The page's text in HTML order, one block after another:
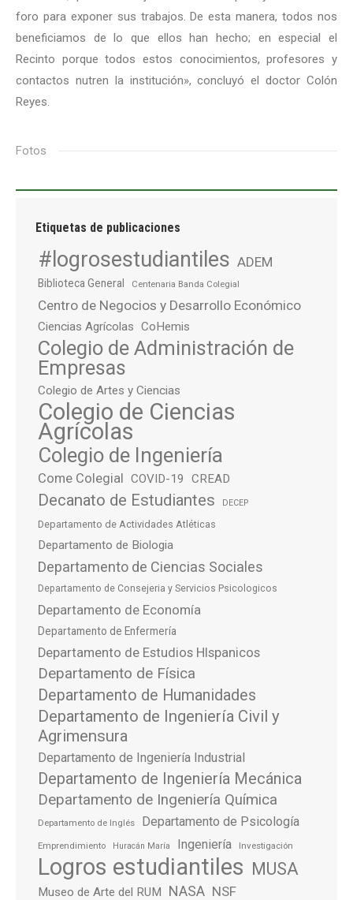
foro para exponer sus trabajos. De esta manera, todos nos
beneficiamos de lo que ellos han hecho; en especial el
Recinto porque todos estos conocimientos, profesores y
contactos nutren la institución», concluyó el doctor Colón
Reyes.
Fotos
Etiquetas de publicaciones
#logrosestudiantiles ADEM
Biblioteca General Centenaria Banda Colegial
Centro de Negocios y Desarrollo Económico
Ciencias Agrícolas CoHemis
Colegio de Administración de
Empresas
Colegio de Artes y Ciencias
Colegio de Ciencias
Agrícolas
Colegio de Ingeniería
Come Colegial COVID-19 CREAD
Decanato de Estudiantes DECEP
Departamento de Actividades Atléticas
Departamento de Biologia
Departamento de Ciencias Sociales
Departamento de Consejeria y Servicios Psicologicos
Departamento de Economía
Departamento de Enfermería
Departamento de Estudios HIspanicos
Departamento de Física
Departamento de Humanidades
Departamento de Ingeniería Civil y
Agrimensura
Departamento de Ingeniería Industrial
Departamento de Ingeniería Mecánica
Departamento de Ingeniería Química
Departamento de Inglés Departamento de Psicología
Emprendimiento Huracán María Ingeniería Investigación
Logros estudiantiles MUSA
Museo de Arte del RUM NASA NSF